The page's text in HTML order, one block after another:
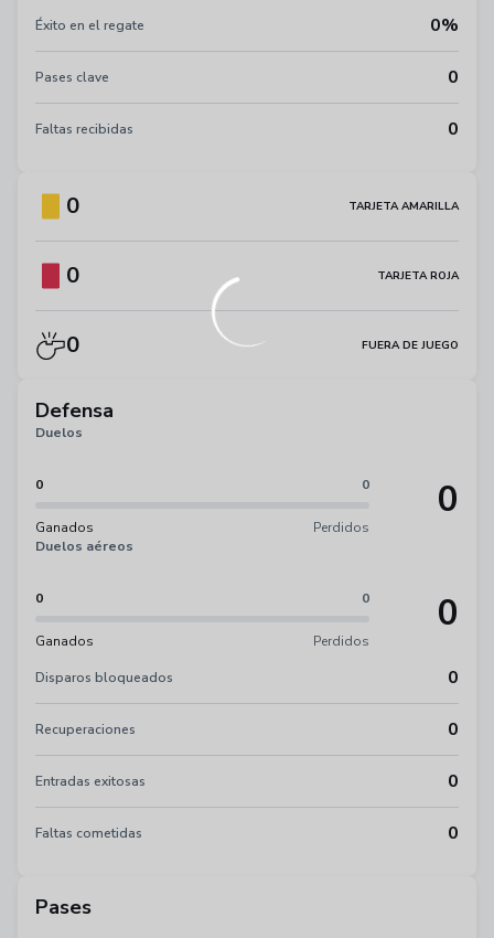
Éxito en el regate 0%
Pases clave 0
Faltas recibidas 0
0 TARJETA AMARILLA
0 TARJETA ROJA
0 FUERA DE JUEGO
Defensa
Duelos
0 0
Ganados Perdidos
0
Duelos aéreos
0 0
Ganados Perdidos
0
Disparos bloqueados 0
Recuperaciones 0
Entradas exitosas 0
Faltas cometidas 0
Pases